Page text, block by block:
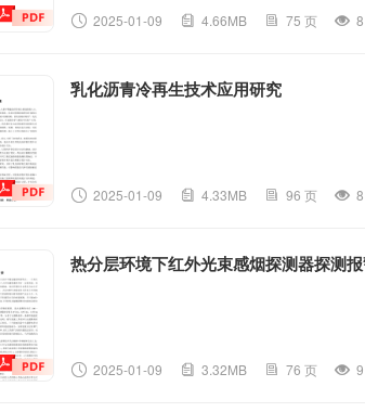
2025-01-09 4.66MB 75 页 8
乳化沥青冷再生技术应用研究
2025-01-09 4.33MB 96 页 8
热分层环境下红外光束感烟探测器探测
2025-01-09 3.32MB 76 页 9